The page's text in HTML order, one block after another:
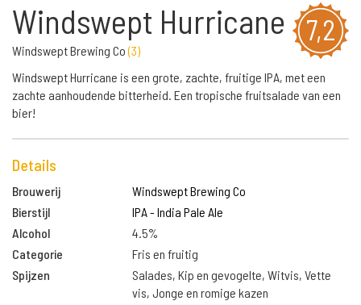
7,2
Windswept Hurricane
Windswept Brewing Co(3)
Windswept Hurricane is een grote, zachte, fruitige IPA, met een
zachte aanhoudende bitterheid. Een tropische fruitsalade van een
bier!
Details
Brouwerij
Windswept Brewing Co
Bierstijl
IPA - India Pale Ale
Alcohol
4.5%
Categorie
Fris en fruitig
Spijzen
Salades, Kip en gevogelte, Witvis, Vette
vis, Jonge en romige kazen